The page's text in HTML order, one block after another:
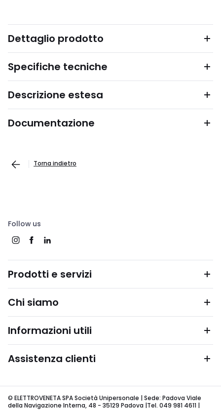
Dettaglio prodotto
Specifiche tecniche
Descrizione estesa
Documentazione
Torna indietro
Follow us
Prodotti e servizi
Chi siamo
Informazioni utili
Assistenza clienti
© ELETTROVENETA SPA Società Unipersonale | Sede: Padova Viale
della Navigazione Interna, 48 - 35129 Padova |Tel. 049 981 4611 |